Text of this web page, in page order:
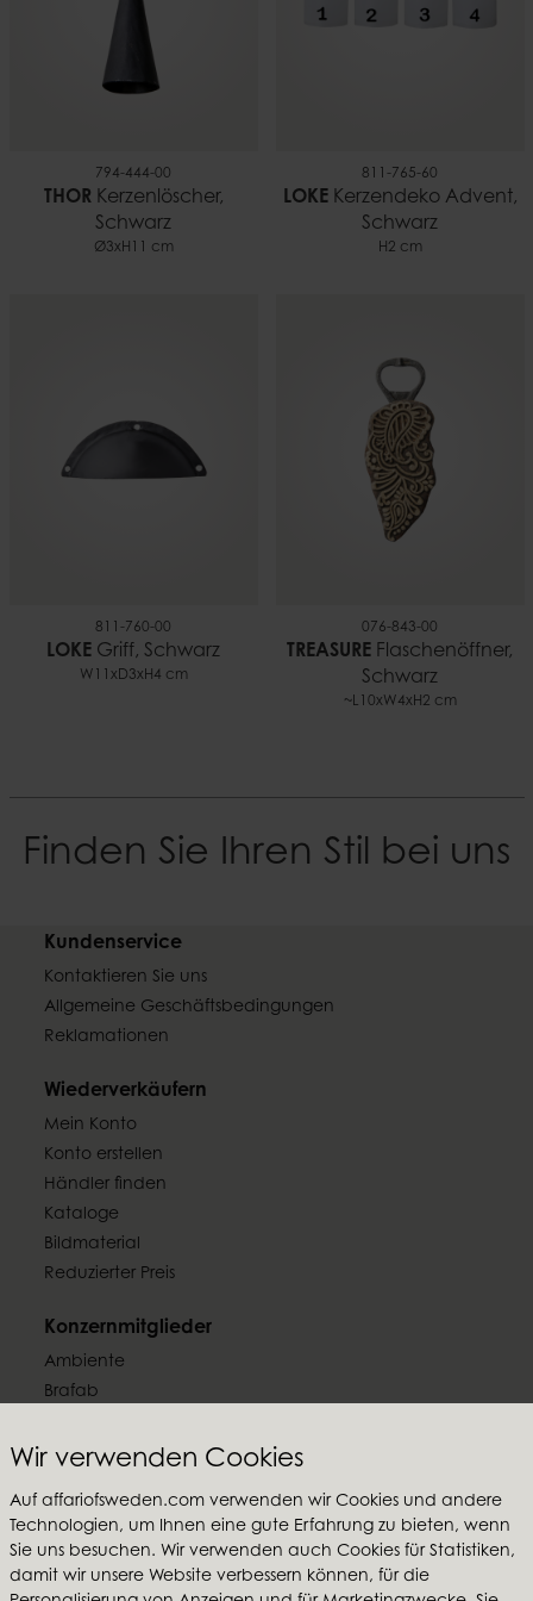
Wir verwenden Cookies
Auf affariofsweden.com verwenden wir Cookies und andere
Technologien, um Ihnen eine gute Erfahrung zu bieten, wenn
Sie uns besuchen. Wir verwenden auch Cookies für Statistiken,
damit wir unsere Website verbessern können, für die
794-444-00
THORKerzenlöscher,
Schwarz
Ø3xH11 cm
811-765-60
LOKEKerzendeko Advent,
Schwarz
H2 cm
811-760-00
LOKE Griff, Schwarz
W11xD3xH4 cm
076-843-00
TREASURE Flaschenöffner,
Schwarz
~L10xW4xH2 cm
Finden Sie Ihren Stil bei uns
Kundenservice
Kontaktieren Sie uns
Allgemeine Geschäftsbedingungen
Reklamationen
Wiederverkäufern
Mein Konto
Konto erstellen
Händler finden
Kataloge
Bildmaterial
Reduzierter Preis
Konzernmitglieder
Ambiente
Brafab
Furninova
Folgen Sie uns